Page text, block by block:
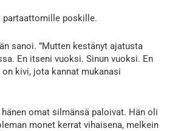
partaattomille poskille.
sanoi. ”Mutten kestänyt ajatusta
En itseni vuoksi. Sinun vuoksi. En
kivi, jota kannat mukanasi
omat silmänsä paloivat. Hän oli
monet kerrat vihaisena, melkein